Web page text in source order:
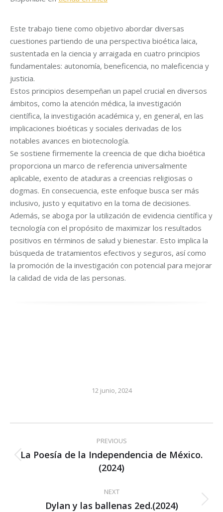
Este trabajo tiene como objetivo abordar diversas
cuestiones partiendo de una perspectiva bioética laica,
sustentada en la ciencia y arraigada en cuatro principios
fundamentales: autonomía, beneficencia, no maleficencia y
justicia.
Estos principios desempeñan un papel crucial en diversos
ámbitos, como la atención médica, la investigación
científica, la investigación académica y, en general, en las
implicaciones bioéticas y sociales derivadas de los
notables avances en biotecnología.
Se sostiene firmemente la creencia de que dicha bioética
proporciona un marco de referencia universalmente
aplicable, exento de ataduras a creencias religiosas o
dogmas. En consecuencia, este enfoque busca ser más
inclusivo, justo y equitativo en la toma de decisiones.
Además, se aboga por la utilización de evidencia científica y
tecnología con el propósito de maximizar los resultados
positivos en términos de salud y bienestar. Esto implica la
búsqueda de tratamientos efectivos y seguros, así como
la promoción de la investigación con potencial para mejorar
la calidad de vida de las personas.
12 junio, 2024
navigation
PREVIOUS
Previous
post:
La Poesía de la Independencia de México.
(2024)
NEXT
Next
Dylan y las ballenas 2ed.(2024)